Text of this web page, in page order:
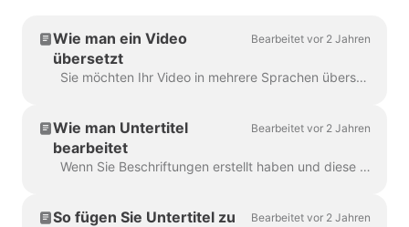
Wie man ein Video
übersetzt
Bearbeitet vor 2 Jahren
Sie möchten Ihr Video in mehrere Sprachen übersetzen lassen? Wir haben das im Griff! Hinweis: Wir verwenden hier eine automatische Untertitelung. Ihr monatliches Limit...
Wie man Untertitel
bearbeitet
Bearbeitet vor 2 Jahren
Wenn Sie Beschriftungen erstellt haben und diese teilen oder zusammenführen möchten, verwenden Sie die Funktion "Beschriftung teilen" oder die Tasten "Eingabe" und "Rücktaste". Mit diesen Optionen...
So fügen Sie Untertitel zu
Bearbeitet vor 2 Jahren